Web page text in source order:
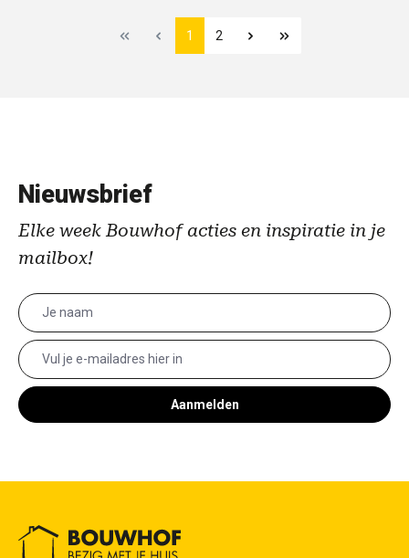
1 2
Nieuwsbrief
Elke week Bouwhof acties en inspiratie in je
mailbox!
Aanmelden